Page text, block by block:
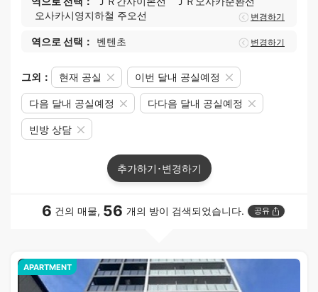
오사카시영지하철 주오선
변경하기
역으로 선택： 벤텐초 변경하기
그외： 현재 공실 이번 달내 공실예정
다음 달내 공실예정 다다음 달내 공실예정
빈방 상담
추가하기･변경하기
6 건의 매물, 56 개의 방이 검색되었습니다. 공유
APARTMENT